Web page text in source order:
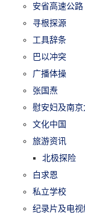
安省高速公路
寻根探源
工具辞条
巴以冲突
广播体操
张国焘
慰安妇及南
文化中国
旅游资讯
北极探险
白求恩
私立学校
纪录片及电视